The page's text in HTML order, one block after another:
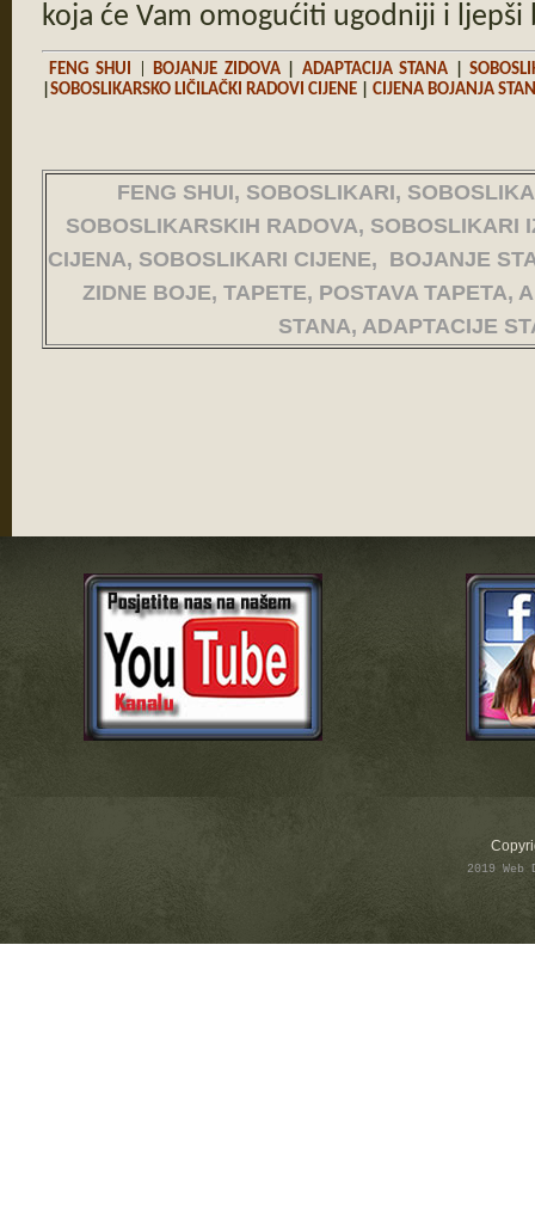
koja će Vam omogućiti ugodniji i ljepši
FENG SHUI BOJANJE ZIDOVA| ADAPTACIJA STANA |
SOBOSLIKARSKO LIČILAČKI RADOVI CIJENE CIJENA BOJANJA
FENG SHUI, SOBOSLIKARI,
SOBOSLIKARSKIH RADOVA, SOBOSLIKARI
CIJENA, SOBOSLIKARI CIJENE, BOJANJE
ZIDNE BOJE, TAPETE, POSTAVA TAPETA,
STANA, ADAPTACIJE
2019